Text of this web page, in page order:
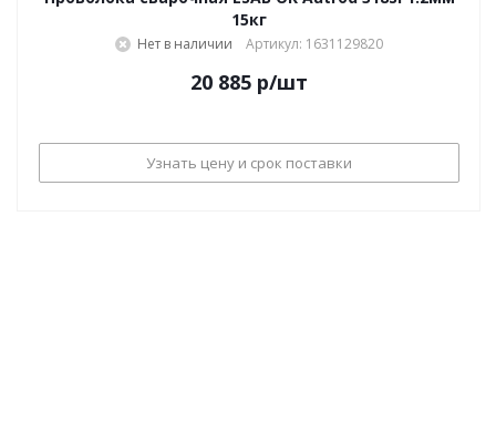
15кг
Нет в наличии Артикул: 1631129820
20 885 р/шт
Узнать цену и срок поставки